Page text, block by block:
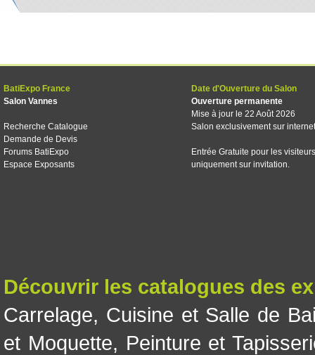
BatiExpo France
Salon Vannes
Recherche Catalogue
Demande de Devis
Forums BatiExpo
Espace Exposants
Date d'Ouverture du Salon
Ouverture permanente
Mise à jour le 22 Août 2026
Salon exclusivement sur internet
Entrée Gratuite pour les visiteurs
uniquement sur invitation.
Découvrir les catalogues des
Carrelage, Cuisine et Salle de
et Moquette, Peinture et